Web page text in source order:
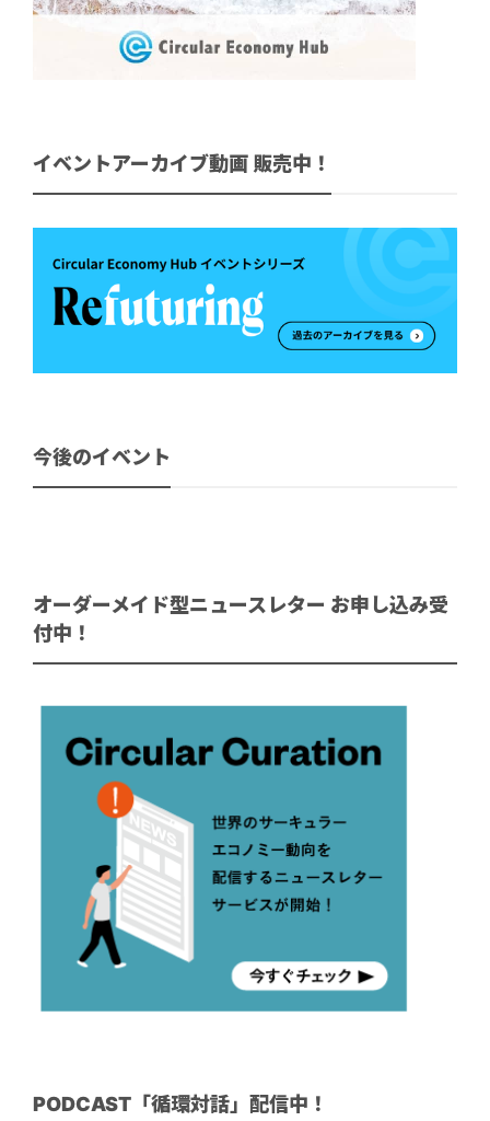
イベントアーカイブ動画 販売中！
今後のイベント
オーダーメイド型ニュースレター お申し込み受
付中！
PODCAST「循環対話」配信中！